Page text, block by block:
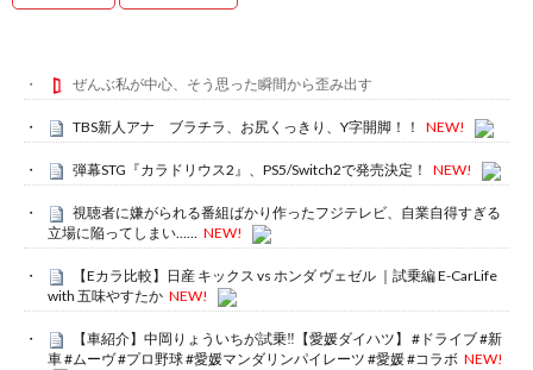
ぜんぶ私が中心、そう思った瞬間から歪み出す
TBS新人アナ ブラチラ、お尻くっきり、Y字開脚！！ NEW!
弾幕STG『カラドリウス2』、PS5/Switch2で発売決定！ NEW!
視聴者に嫌がられる番組ばかり作ったフジテレビ、自業自得すぎる
立場に陥ってしまい…… NEW!
【Eカラ比較】日産 キックス vs ホンダ ヴェゼル ｜試乗編 E-CarLife
with 五味やすたか NEW!
【車紹介】中岡りょういちが試乗‼️【愛媛ダイハツ】 #ドライブ #新
車 #ムーヴ #プロ野球 #愛媛マンダリンパイレーツ #愛媛 #コラボ NEW!